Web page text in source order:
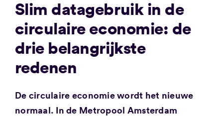
Slim datagebruik in de
circulaire economie: de
drie belangrijkste
redenen
De circulaire economie wordt het nieuwe
normaal. In de Metropool Amsterdam